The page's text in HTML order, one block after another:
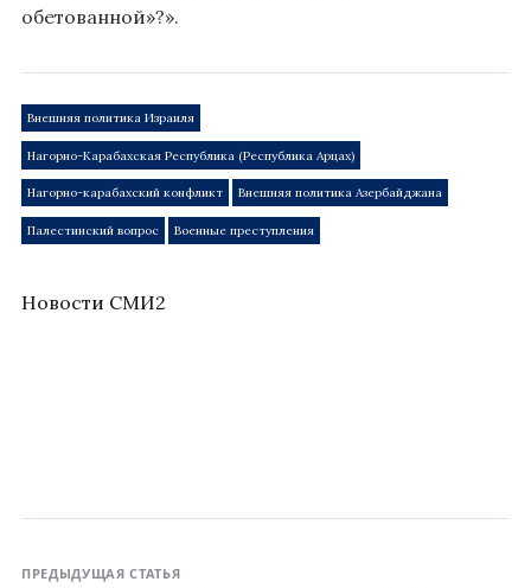
обетованной»?».
Внешняя политика Израиля
Нагорно-Карабахская Республика (Республика Арцах)
Нагорно-карабахский конфликт Внешняя политика Азербайджана
Палестинский вопрос Военные преступления
Новости СМИ2
ПРЕДЫДУЩАЯ СТАТЬЯ